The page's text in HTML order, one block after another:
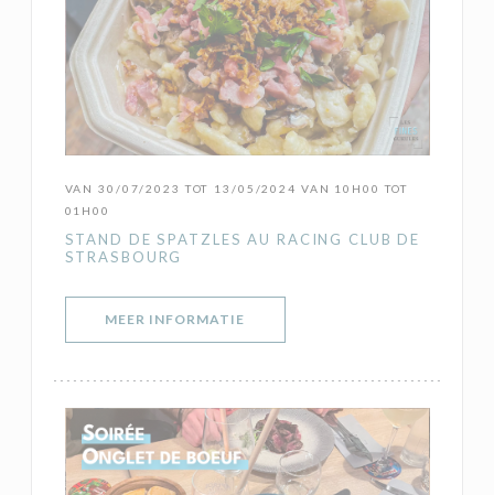
VAN 30/07/2023 TOT 13/05/2024 VAN 10H00 TOT
01H00
STAND DE SPATZLES AU RACING CLUB DE
STRASBOURG
MEER INFORMATIE